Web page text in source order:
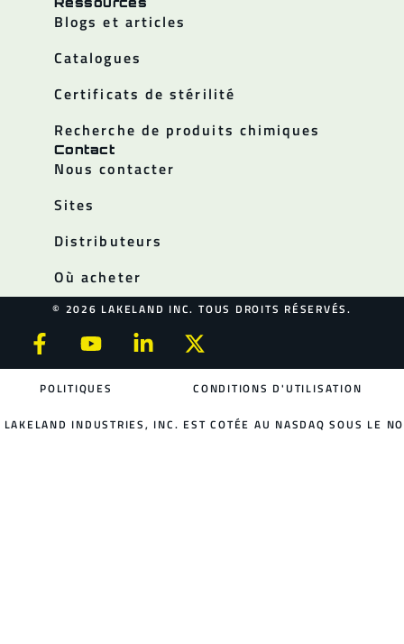
Blogs et articles
Catalogues
Certificats de stérilité
Recherche de produits chimiques
Contact
Nous contacter
Sites
Distributeurs
Où acheter
© 2026 LAKELAND INC. TOUS DROITS RÉSERVÉS.
POLITIQUES CONDITIONS D'UTILISATION
LAKELAND INDUSTRIES, INC. EST COTÉE AU NASDAQ SOUS LE